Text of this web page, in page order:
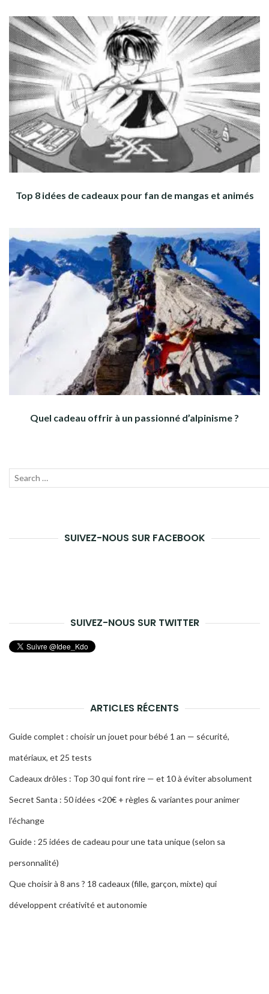
Top 8 idées de cadeaux pour fan de mangas et animés
Quel cadeau offrir à un passionné d’alpinisme ?
Recherche
SUIVEZ-NOUS SUR FACEBOOK
SUIVEZ-NOUS SUR TWITTER
ARTICLES RÉCENTS
Guide complet : choisir un jouet pour bébé 1 an — sécurité,
matériaux, et 25 tests
Cadeaux drôles : Top 30 qui font rire — et 10 à éviter absolument
Secret Santa : 50 idées <20€ + règles & variantes pour animer
l’échange
Guide : 25 idées de cadeau pour une tata unique (selon sa
personnalité)
Que choisir à 8 ans ? 18 cadeaux (fille, garçon, mixte) qui
développent créativité et autonomie